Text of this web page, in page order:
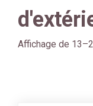
Affichage de